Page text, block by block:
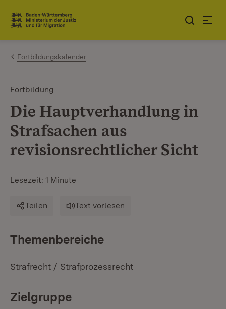
Zum Inhalt springen
Link zur Startseite
Fortbildungskalender
Fortbildung
Die Hauptverhandlung in
Strafsachen aus
revisionsrechtlicher Sicht
Lesezeit: 1 Minute
Teilen Text vorlesen
Themenbereiche
Strafrecht / Strafprozessrecht
Zielgruppe